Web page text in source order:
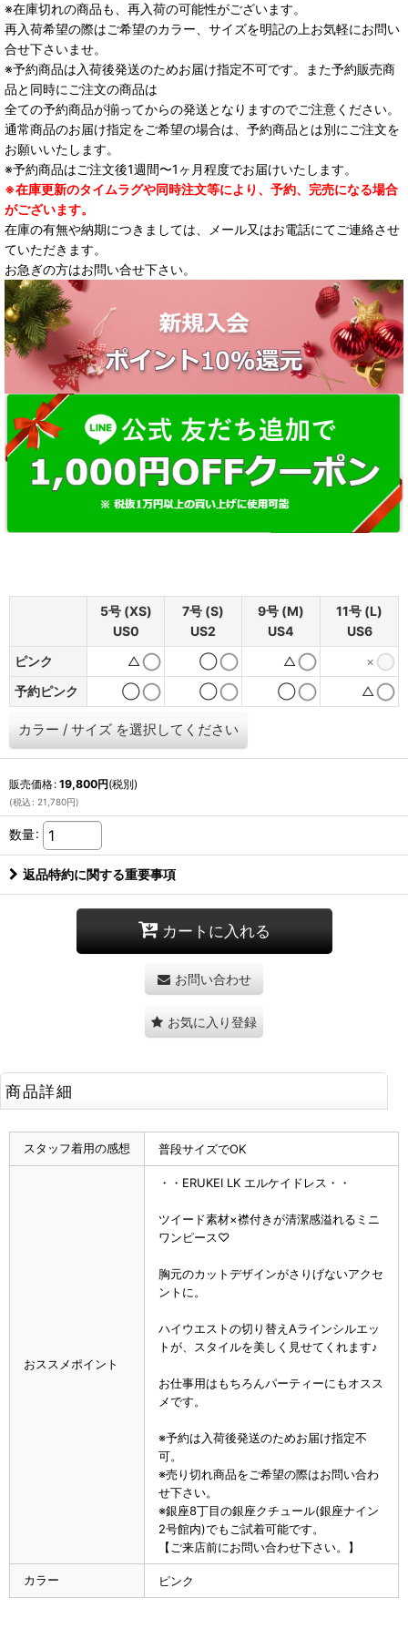
※在庫切れの商品も、再入荷の可能性がございます。
再入荷希望の際はご希望のカラー、サイズを明記の上お気軽にお問い
合せ下さいませ。
※予約商品は入荷後発送のためお届け指定不可です。また予約販売商
品と同時にご注文の商品は
全ての予約商品が揃ってからの発送となりますのでご注意ください。
通常商品のお届け指定をご希望の場合は、予約商品とは別にご注文を
お願いいたします。
※予約商品はご注文後1週間〜1ヶ月程度でお届けいたします。
※在庫更新のタイムラグや同時注文等により、予約、完売になる場合
がございます。
在庫の有無や納期につきましては、メール又はお電話にてご連絡させ
ていただきます。
お急ぎの方はお問い合せ下さい。
5号 (XS)
US0
7号 (S)
US2
9号 (M)
US4
11号 (L)
US6
ピンク
△ ◯ △
×
予約ピンク
◯ ◯ ◯ △
カラー / サイズ を選択してください
販売価格: 19,800円(税別)
(税込 : 21,780円)
数量:
返品特約に関する重要事項
カートに入れる
お問い合わせ
お気に入り登録
商品詳細
スタッフ着用の感想 普段サイズでOK
おススメポイント
・・ERUKEI LK エルケイドレス・・
ツイード素材×襟付きが清潔感溢れるミニ
ワンピース♡
胸元のカットデザインがさりげないアクセ
ントに。
ハイウエストの切り替えAラインシルエッ
トが、スタイルを美しく見せてくれます♪
お仕事用はもちろんパーティーにもオスス
メです。
※予約は入荷後発送のためお届け指定不
可。
※売り切れ商品をご希望の際はお問い合わ
せ下さい。
※銀座8丁目の銀座クチュール(銀座ナイン
2号館内)でもご試着可能です。
【ご来店前にお問い合わせ下さい。】
カラー ピンク